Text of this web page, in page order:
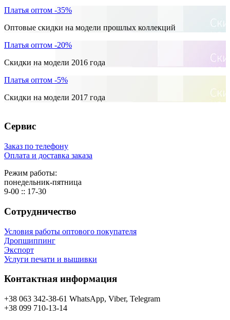
Платья оптом -35%
Оптовые скидки на модели прошлых коллекций
Платья оптом -20%
Скидки на модели 2016 года
Платья оптом -5%
Скидки на модели 2017 года
Сервис
Заказ по телефону
Оплата и доставка заказа
Режим работы:
понедельник-пятница
9-00 :: 17-30
Сотрудничество
Условия работы оптового покупателя
Дропшиппинг
Экспорт
Услуги печати и вышивки
Контактная информация
+38 063 342-38-61 WhatsApp, Viber, Telegram
+38 099 710-13-14